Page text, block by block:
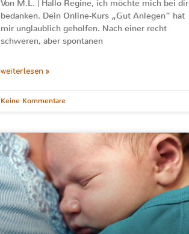
Von M.L. | Hallo Regine, ich möchte mich bei dir
bedanken. Dein Online-Kurs „Gut Anlegen“ hat
mir unglaublich geholfen. Nach einer recht
schweren, aber spontanen
weiterlesen »
Keine Kommentare